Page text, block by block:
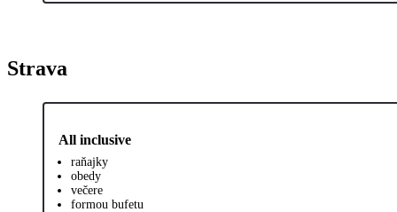
Strava
All inclusive
raňajky
obedy
večere
formou bufetu